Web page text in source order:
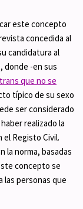
este concepto
concedida al
candidatura al
donde -en sus
que no se
típico de su sexo
ser considerado
realizado la
Registo Civil.
la norma, basadas
concepto se
las personas que